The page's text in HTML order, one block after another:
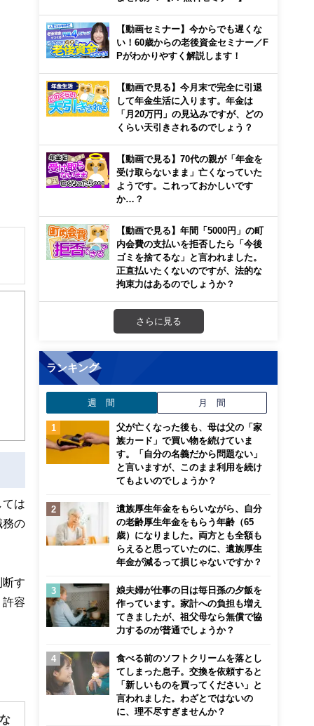
き
ては
務の
断す
許容
【動画セミナー】今からでも遅くな
い！60歳からの老後資金セミナー／F
Pがわかりやすく解説します！
【動画で見る】今月末で完全に引退
して年金生活に入ります。年金は
「月20万円」の見込みですが、どの
くらい天引きされるのでしょう？
【動画で見る】70代の親が「年金を
受け取らないまま」亡くなっていた
ようです。これっておかしいです
か…？
【動画で見る】年間「5000円」の町
内会費の支払いを拒否したら「今後
ゴミを捨てるな」と言われました。
正直払いたくないのですが、法的な
拘束力はあるのでしょうか？
さらに見る
ランキング
週 間 月 間
父が亡くなった後も、母は父の「家
族カード」で買い物を続けていま
す。「自分の名義だから問題ない」
と言いますが、このまま利用を続け
てもよいのでしょうか？
遺族厚生年金をもらいながら、自分
の老齢厚生年金をもらう年齢（65
歳）になりました。両方とも全額も
らえると思っていたのに、遺族厚生
年金が減るって損じゃないですか？
娘夫婦が仕事の日は毎日孫の夕飯を
作っています。家計への負担も増え
てきましたが、祖父母なら無償で協
力するのが普通でしょうか？
食べる前のソフトクリームを落とし
てしまった息子。交換を依頼すると
「新しいものを買ってください」と
言われました。わざとではないの
に、理不尽すぎませんか？